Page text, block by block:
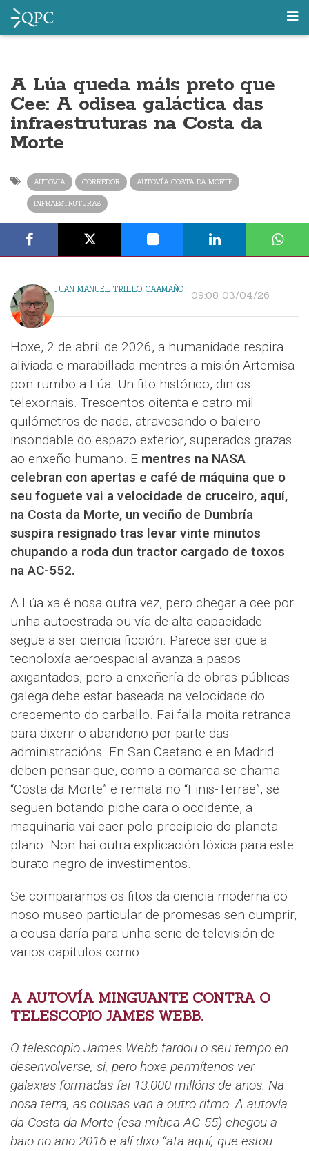
A Lúa queda máis preto que
Cee: A odisea galáctica das
infraestruturas na Costa da
Morte
AUTOVIA CORREDOR AUTOVÍA COSTA DA MORTE
INFRAESTRUTURAS
JUAN MANUEL TRILLO CAAMAÑO 09:08 03/04/26
Hoxe, 2 de abril de 2026, a humanidade respira
aliviada e marabillada mentres a misión Artemisa
pon rumbo a Lúa. Un fito histórico, din os
telexornais. Trescentos oitenta e catro mil
quilómetros de nada, atravesando o baleiro
insondable do espazo exterior, superados grazas
ao enxeño humano. E mentres na NASA
celebran con apertas e café de máquina que o
seu foguete vai a velocidade de cruceiro, aquí,
na Costa da Morte, un veciño de Dumbría
suspira resignado tras levar vinte minutos
chupando a roda dun tractor cargado de toxos
na AC-552.
A Lúa xa é nosa outra vez, pero chegar a cee por
unha autoestrada ou vía de alta capacidade
segue a ser ciencia ficción. Parece ser que a
tecnoloxía aeroespacial avanza a pasos
axigantados, pero a enxeñería de obras públicas
galega debe estar baseada na velocidade do
crecemento do carballo. Fai falla moita retranca
para dixerir o abandono por parte das
administracións. En San Caetano e en Madrid
deben pensar que, como a comarca se chama
“Costa da Morte” e remata no “Finis-Terrae”, se
seguen botando piche cara o occidente, a
maquinaria vai caer polo precipicio do planeta
plano. Non hai outra explicación lóxica para este
burato negro de investimentos.
Se comparamos os fitos da ciencia moderna co
noso museo particular de promesas sen cumprir,
a cousa daría para unha serie de televisión de
varios capítulos como:
A AUTOVÍA MINGUANTE CONTRA O
TELESCOPIO JAMES WEBB.
O telescopio James Webb tardou o seu tempo en
desenvolverse, si, pero hoxe permítenos ver
galaxias formadas fai 13.000 millóns de anos. Na
nosa terra, as cousas van a outro ritmo. A autovía
da Costa da Morte (esa mítica AG-55) chegou a
baio no ano 2016 e alí dixo “ata aquí, que estou